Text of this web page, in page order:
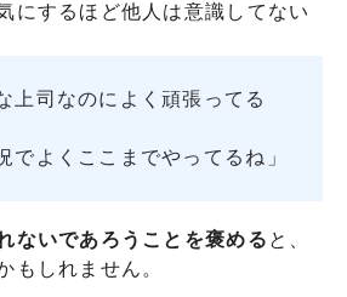
にするほど他人は意識してない
上司なのによく頑張ってる
でよくここまでやってるね」
ないであろうことを褒める と、
もしれません。